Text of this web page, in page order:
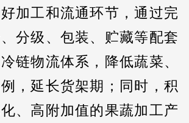
加工和流通环节，通过完
分级、包装、贮藏等配套
链物流体系，降低蔬菜、
，延长货架期；同时，积
、高附加值的果蔬加工产